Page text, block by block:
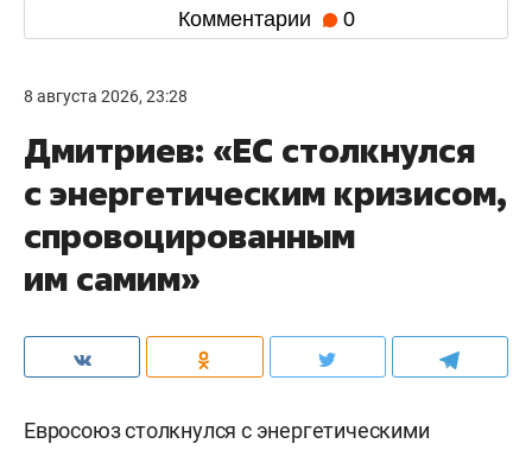
Комментарии 0
8 августа 2026, 23:28
Дмитриев: «ЕС столкнулся
с энергетическим кризисом,
спровоцированным
им самим»
Евросоюз столкнулся с энергетическими